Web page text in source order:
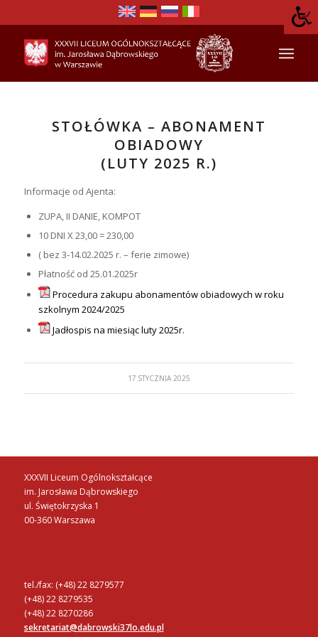
STOŁÓWKA – ABONAMENT
OBIADOWY
(LUTY 2025 R.)
Informacje od Ajenta:
ZUPA, II DANIE, KOMPOT
10 DNI X 23,00 = 230,00
( bez 3-14.02.2025 r. – ferie zimowe)
Płatność od 25.01.2025r
Procedura zakupu abonamentów obiadowych w roku
szkolnym 2024/2025
Jadłospis na miesiąc luty 2025r.
17 STYCZNIA 2025
XXXVII Liceum Ogólnokształcące
im. Jarosława Dąbrowskiego
ul. Świętokrzyska 1
00-360 Warszawa
tel./fax: (+48) 22 8279577
(+48) 22 8279535
(+48) 22 8270286
sekretariat@dabrowski37lo.edu.pl